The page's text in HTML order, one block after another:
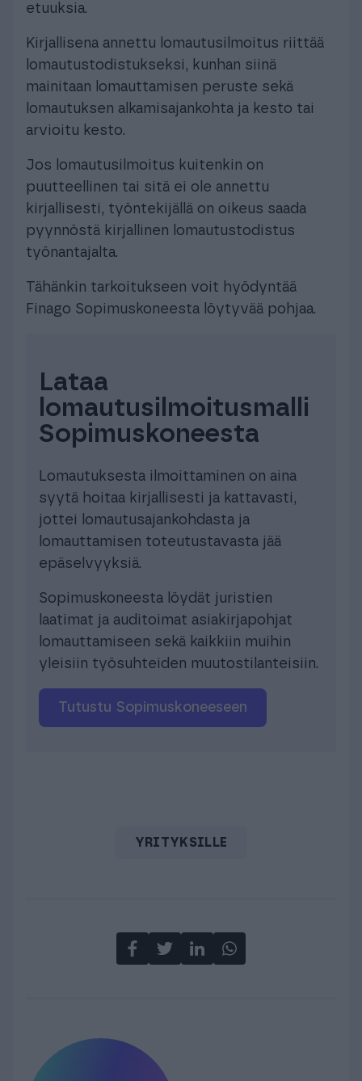
etuuksia.
Kirjallisena annettu lomautusilmoitus riittää
lomautustodistukseksi, kunhan siinä
mainitaan lomauttamisen peruste sekä
lomautuksen alkamisajankohta ja kesto tai
arvioitu kesto.
Jos lomautusilmoitus kuitenkin on
puutteellinen tai sitä ei ole annettu
kirjallisesti, työntekijällä on oikeus saada
pyynnöstä kirjallinen lomautustodistus
työnantajalta.
Tähänkin tarkoitukseen voit hyödyntää
Finago Sopimuskoneesta löytyvää pohjaa.
Lataa
lomautusilmoitusmalli
Sopimuskoneesta
Lomautuksesta ilmoittaminen on aina
syytä hoitaa kirjallisesti ja kattavasti,
jottei lomautusajankohdasta ja
lomauttamisen toteutustavasta jää
epäselvyyksiä.
Sopimuskoneesta löydät juristien
laatimat ja auditoimat asiakirjapohjat
lomauttamiseen sekä kaikkiin muihin
yleisiin työsuhteiden muutostilanteisiin.
Tutustu Sopimuskoneeseen
YRITYKSILLE